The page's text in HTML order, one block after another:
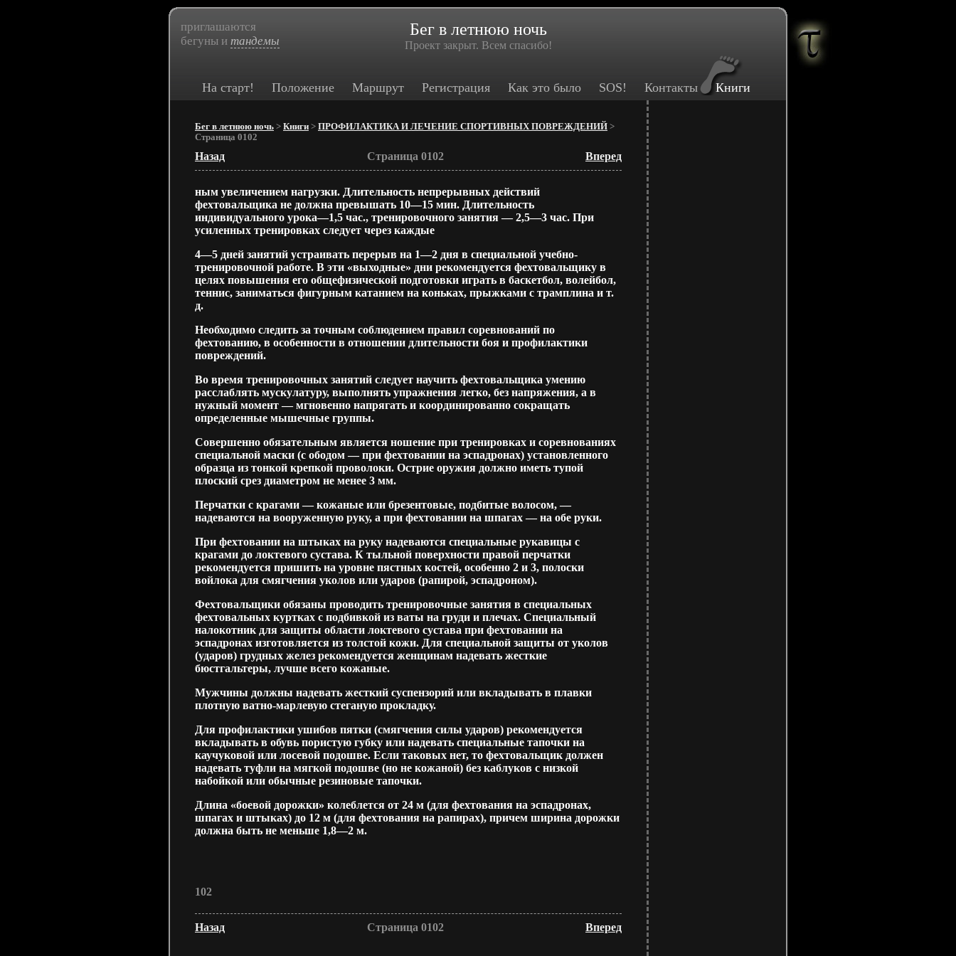
приглашаются
бегуны и тандемы
Бег в летнюю ночь
Проект закрыт. Всем спасибо!
На старт! Положение Маршрут Регистрация Как это было SOS! Контакты Книги
Бег в летнюю ночь > Книги > ПРОФИЛАКТИКА И ЛЕЧЕНИЕ СПОРТИВНЫХ ПОВРЕЖДЕНИЙ >
Страница 0102
Назад Страница 0102 Вперед
ным увеличением нагрузки. Длительность непрерывных действий
фехтовальщика не должна превышать 10—15 мин. Длительность
индивидуального урока—1,5 час., тренировочного занятия — 2,5—3 час. При
усиленных тренировках следует через каждые
4—5 дней занятий устраивать перерыв на 1—2 дня в специальной учебно-
тренировочной работе. В эти «выходные» дни рекомендуется фехтовальщику в
целях повышения его общефизической подготовки играть в баскетбол, волейбол,
теннис, заниматься фигурным катанием на коньках, прыжками с трамплина и т.
д.
Необходимо следить за точным соблюдением правил соревнований по
фехтованию, в особенности в отношении длительности боя и профилактики
повреждений.
Во время тренировочных занятий следует научить фехтовальщика умению
расслаблять мускулатуру, выполнять упражнения легко, без напряжения, а в
нужный момент — мгновенно напрягать и координированно сокращать
определенные мышечные группы.
Совершенно обязательным является ношение при тренировках и соревнованиях
специальной маски (с ободом — при фехтовании на эспадронах) установленного
образца из тонкой крепкой проволоки. Острие оружия должно иметь тупой
плоский срез диаметром не менее 3 мм.
Перчатки с крагами — кожаные или брезентовые, подбитые волосом, —
надеваются на вооруженную руку, а при фехтовании на шпагах — на обе руки.
При фехтовании на штыках на руку надеваются специальные рукавицы с
крагами до локтевого сустава. К тыльной поверхности правой перчатки
рекомендуется пришить на уровне пястных костей, особенно 2 и 3, полоски
войлока для смягчения уколов или ударов (рапирой, эспадроном).
Фехтовальщики обязаны проводить тренировочные занятия в специальных
фехтовальных куртках с подбивкой из ваты на груди и плечах. Специальный
налокотник для защиты области локтевого сустава при фехтовании на
эспадронах изготовляется из толстой кожи. Для специальной защиты от уколов
(ударов) грудных желез рекомендуется женщинам надевать жесткие
бюстгальтеры, лучше всего кожаные.
Мужчины должны надевать жесткий суспензорий или вкладывать в плавки
плотную ватно-марлевую стеганую прокладку.
Для профилактики ушибов пятки (смягчения силы ударов) рекомендуется
вкладывать в обувь пористую губку или надевать специальные тапочки на
каучуковой или лосевой подошве. Если таковых нет, то фехтовальщик должен
надевать туфли на мягкой подошве (но не кожаной) без каблуков с низкой
набойкой или обычные резиновые тапочки.
Длина «боевой дорожки» колеблется от 24 м (для фехтования на эспадронах,
шпагах и штыках) до 12 м (для фехтования на рапирах), причем ширина дорожки
должна быть не меньше 1,8—2 м.
102
Назад Страница 0102 Вперед